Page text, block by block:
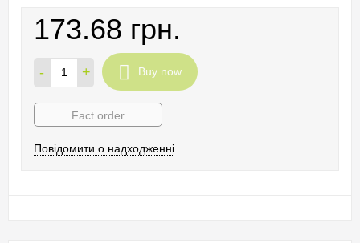
173.68 грн.
- + Buy now
Fact order
Повідомити о надходженні